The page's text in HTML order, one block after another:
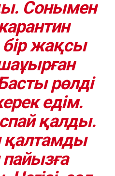
Сонымен
жақсы
рөлді
едім.
қалды.
қалтамды
пайызға